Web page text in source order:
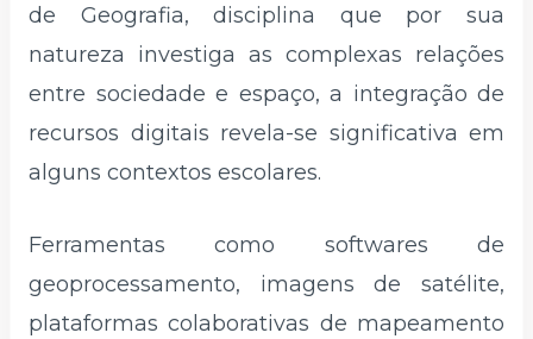
de Geografia, disciplina que por sua
natureza investiga as complexas relações
entre sociedade e espaço, a integração de
recursos digitais revela-se significativa em
alguns contextos escolares.
Ferramentas como softwares de
geoprocessamento, imagens de satélite,
plataformas colaborativas de mapeamento